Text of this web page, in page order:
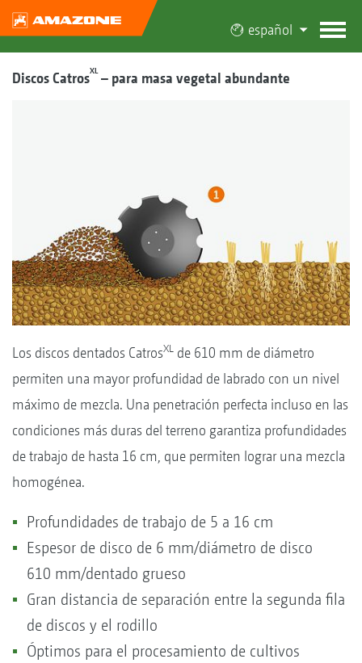
español
Discos CatrosXL– para masa vegetal abundante
Los discos dentados CatrosXL de 610 mm de diámetro
permiten una mayor profundidad de labrado con un nivel
máximo de mezcla. Una penetración perfecta incluso en las
condiciones más duras del terreno garantiza profundidades
de trabajo de hasta 16 cm, que permiten lograr una mezcla
homogénea.
Profundidades de trabajo de 5 a 16 cm
Espesor de disco de 6 mm/diámetro de disco
610 mm/dentado grueso
Gran distancia de separación entre la segunda fila
de discos y el rodillo
Óptimos para el procesamiento de cultivos